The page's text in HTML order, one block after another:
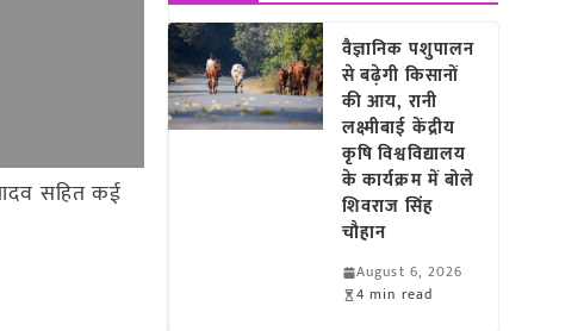
सहित कई
वैज्ञानिक पशुपालन
से बढ़ेगी किसानों
की आय, रानी
लक्ष्मीबाई केंद्रीय
कृषि विश्वविद्यालय
के कार्यक्रम में बोले
शिवराज सिंह
चौहान
August 6, 2026
4 min read